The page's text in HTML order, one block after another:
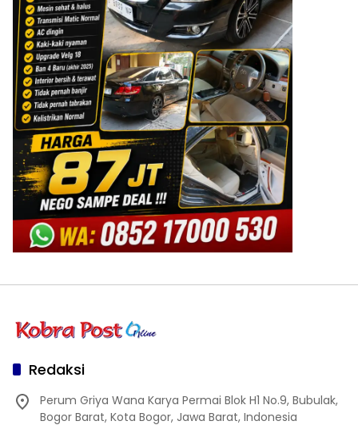
Redaksi
Perum Griya Wana Karya Permai Blok H1 No.9, Bubulak,
Bogor Barat, Kota Bogor, Jawa Barat, Indonesia